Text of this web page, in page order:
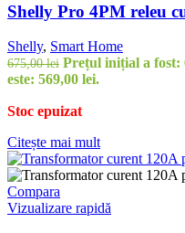
Shelly Pro 4PM releu
Shelly, Smart Home
675,00lei Prețul inițial a fost:
este: 569,00 lei.
Stoc epuizat
Citește mai mult
Compara
Vizualizare rapidă